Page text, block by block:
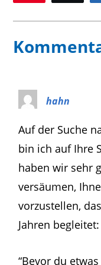
hahn
Auf der Suche
bin ich auf Ihre
haben wir sehr
versäumen,
vorzustellen,
Jahren begleitet:
“Bevor du